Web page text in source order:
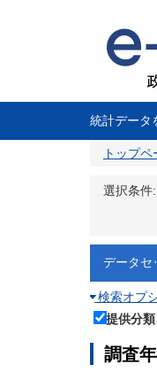
に
統計データ
トップペ
選択条件:
検索オプ
提供分
調査